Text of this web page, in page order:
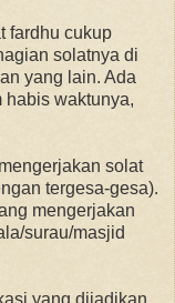
fardhu cukup
solatnya di
yang lain. Ada
habis waktunya,
solat
tergesa-gesa).
mengerjakan
surau/masjid
yang dijadikan